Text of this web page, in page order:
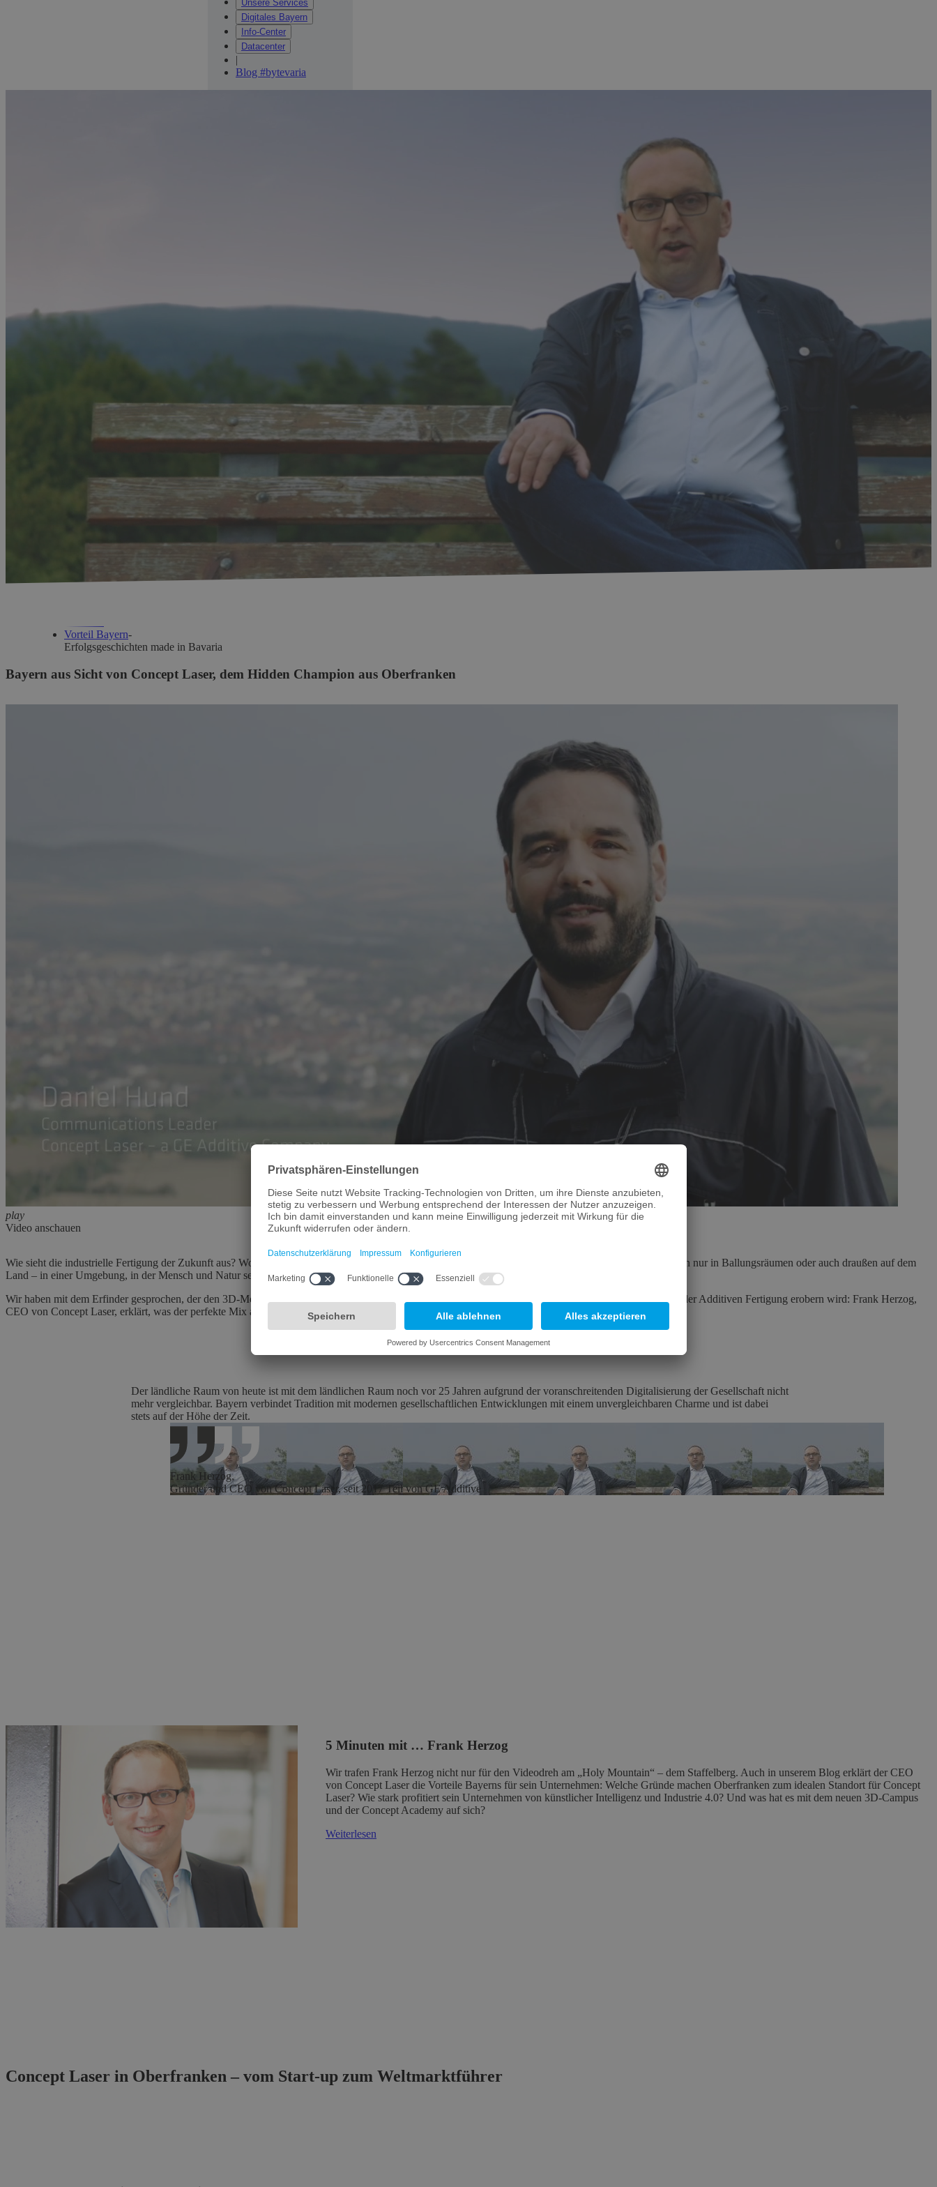
Unsere Services
Digitales Bayern
Info-Center
Datacenter
|
Blog #bytevaria
Wo Bayern Raum
Vorteil Bayern-
Erfolgsgeschichten made in Bavaria
Bayern aus Sicht von Concept Laser, dem Hidden Champion aus Oberfranken
play
Video anschauen
Wie sieht die industrielle Fertigung der Zukunft aus? Wo können sich Ideen entfalten, Erfinder treffen, Kompetenzen bündeln? Entstehen Hochtechnologien nur in Ballungsräumen oder auch draußen auf dem
Land – in einer Umgebung, in der Mensch und Natur seit jeher Kraft für Neues tanken?
Wir haben mit dem Erfinder gesprochen, der den 3D-Metalldruck zur Marktreife entwickelt hat – und gemeinsam mit General Electric den Zukunftsmarkt der Additiven Fertigung erobern wird: Frank Herzog,
CEO von Concept Laser, erklärt, was der perfekte Mix aus Innovationsgeist, Wirtschaftskraft und Lebensqualität für ihn und seine Partner bedeutet.
Der ländliche Raum von heute ist mit dem ländlichen Raum noch vor 25 Jahren aufgrund der voranschreitenden Digitalisierung der Gesellschaft nicht
mehr vergleichbar. Bayern verbindet Tradition mit modernen gesellschaftlichen Entwicklungen mit einem unvergleichbaren Charme und ist dabei
stets auf der Höhe der Zeit.
Frank Herzog,
Gründer und CEO von Concept Laser, seit 2017 Teil von GE Additive
5 Minuten mit … Frank Herzog
Wir trafen Frank Herzog nicht nur für den Videodreh am „Holy Mountain“ – dem Staffelberg. Auch in unserem Blog erklärt der CEO
von Concept Laser die Vorteile Bayerns für sein Unternehmen: Welche Gründe machen Oberfranken zum idealen Standort für Concept
Laser? Wie stark profitiert sein Unternehmen von künstlicher Intelligenz und Industrie 4.0? Und was hat es mit dem neuen 3D-Campus
und der Concept Academy auf sich?
Weiterlesen
Concept Laser in Oberfranken – vom Start-up zum Weltmarktführer